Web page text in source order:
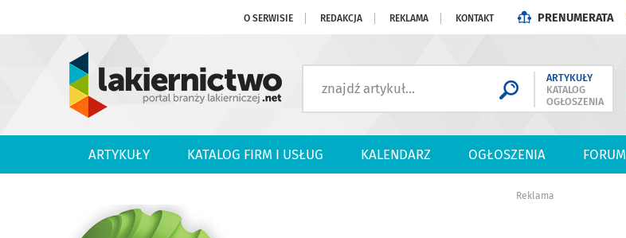
O SERWISIE REDAKCJA REKLAMA KONTAKT PRENUMERATA
ARTYKUŁY
KATALOG
OGŁOSZENIA
ARTYKUŁY KATALOG FIRM I USŁUG KALENDARZ OGŁOSZENIA FORUM
Reklama